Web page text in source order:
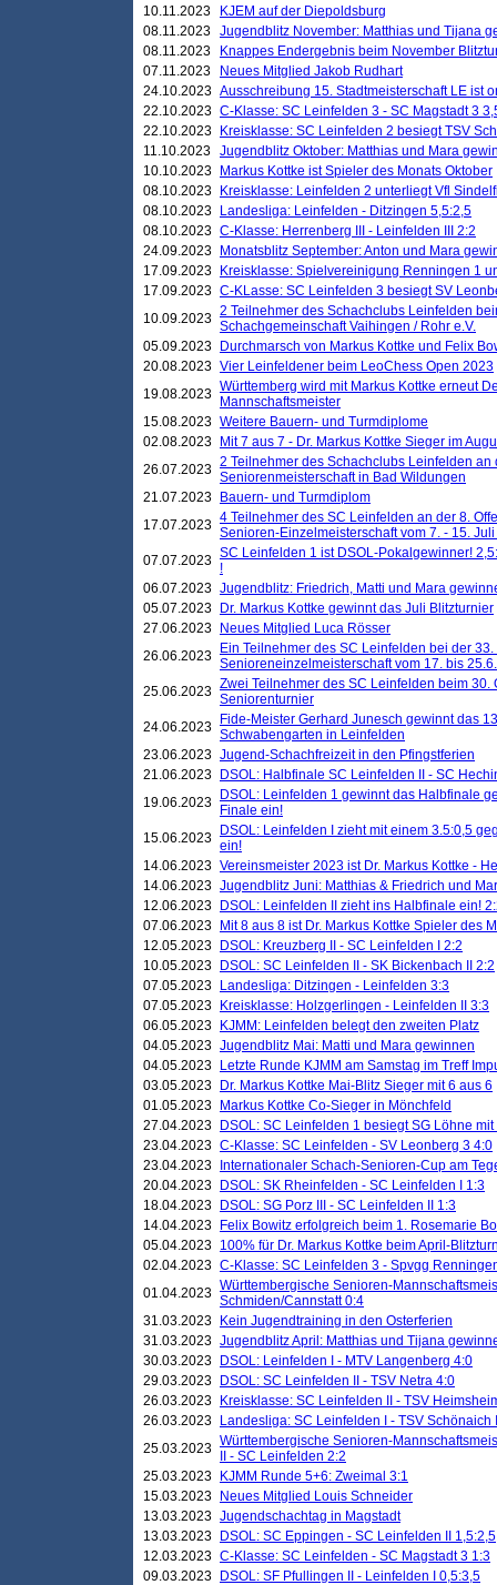
10.11.2023
KJEM auf der Diepoldsburg
08.11.2023 Jugendblitz November: Matthias und Tijana
08.11.2023
Knappes Endergebnis beim November
07.11.2023
Neues Mitglied Jakob Rudhart
24.10.2023 Ausschreibung 15. Stadtmeisterschaft LE ist
22.10.2023 C-Klasse: SC Leinfelden 3 - SC Magstadt 3
22.10.2023
Kreisklasse: SC Leinfelden 2 besiegt TSV
11.10.2023 Jugendblitz Oktober: Matthias und Mara
10.10.2023
Markus Kottke ist Spieler des Monats Oktober
08.10.2023
Kreisklasse: Leinfelden 2 unterliegt Vfl
08.10.2023
Landesliga: Leinfelden - Ditzingen 5,5:2,5
08.10.2023 C-Klasse: Herrenberg III - Leinfelden III 2:2
24.09.2023
Monatsblitz September: Anton und Mara
17.09.2023
Kreisklasse: Spielvereinigung Renningen 1
17.09.2023 C-KLasse: SC Leinfelden 3 besiegt SV
10.09.2023 2 Teilnehmer des Schachclubs Leinfelden
Schachgemeinschaft Vaihingen / Rohr e.V.
05.09.2023
Durchmarsch von Markus Kottke und Felix
20.08.2023 Vier Leinfeldener beim LeoChess Open 2023
19.08.2023 Württemberg wird mit Markus Kottke erneut
Mannschaftsmeister
15.08.2023 Weitere Bauern- und Turmdiplome
02.08.2023
Mit 7 aus 7 - Dr. Markus Kottke Sieger im
26.07.2023 2 Teilnehmer des Schachclubs Leinfelden an
Seniorenmeisterschaft in Bad Wildungen
21.07.2023
Bauern- und Turmdiplom
17.07.2023 4 Teilnehmer des SC Leinfelden an der 8.
Senioren-Einzelmeisterschaft vom 7. - 15.
07.07.2023 SC Leinfelden 1 ist DSOL-Pokalgewinner!
!
06.07.2023 Jugendblitz: Friedrich, Matti und Mara
05.07.2023
Dr. Markus Kottke gewinnt das Juli Blitzturnier
27.06.2023
Neues Mitglied Luca Rösser
26.06.2023
Ein Teilnehmer des SC Leinfelden bei der
Senioreneinzelmeisterschaft vom 17. bis
25.06.2023 Zwei Teilnehmer des SC Leinfelden beim
Seniorenturnier
24.06.2023
Fide-Meister Gerhard Junesch gewinnt das
Schwabengarten in Leinfelden
23.06.2023 Jugend-Schachfreizeit in den Pfingstferien
21.06.2023
DSOL: Halbfinale SC Leinfelden II - SC
19.06.2023
DSOL: Leinfelden 1 gewinnt das Halbfinale
Finale ein!
15.06.2023
DSOL: Leinfelden I zieht mit einem 3.5:0,5
ein!
14.06.2023 Vereinsmeister 2023 ist Dr. Markus Kottke -
14.06.2023 Jugendblitz Juni: Matthias & Friedrich und
12.06.2023
DSOL: Leinfelden II zieht ins Halbfinale ein!
07.06.2023
Mit 8 aus 8 ist Dr. Markus Kottke Spieler des
12.05.2023
DSOL: Kreuzberg II - SC Leinfelden I 2:2
10.05.2023
DSOL: SC Leinfelden II - SK Bickenbach II 2:2
07.05.2023
Landesliga: Ditzingen - Leinfelden 3:3
07.05.2023
Kreisklasse: Holzgerlingen - Leinfelden II 3:3
06.05.2023
KJMM: Leinfelden belegt den zweiten Platz
04.05.2023 Jugendblitz Mai: Matti und Mara gewinnen
04.05.2023
Letzte Runde KJMM am Samstag im Treff
03.05.2023
Dr. Markus Kottke Mai-Blitz Sieger mit 6 aus 6
01.05.2023
Markus Kottke Co-Sieger in Mönchfeld
27.04.2023
DSOL: SC Leinfelden 1 besiegt SG Löhne mit
23.04.2023 C-Klasse: SC Leinfelden - SV Leonberg 3 4:0
23.04.2023
Internationaler Schach-Senioren-Cup am
20.04.2023
DSOL: SK Rheinfelden - SC Leinfelden I 1:3
18.04.2023
DSOL: SG Porz III - SC Leinfelden II 1:3
14.04.2023
Felix Bowitz erfolgreich beim 1. Rosemarie
05.04.2023 100% für Dr. Markus Kottke beim April-
02.04.2023 C-Klasse: SC Leinfelden 3 - Spvgg
01.04.2023 Württembergische Senioren-
Schmiden/Cannstatt 0:4
31.03.2023
Kein Jugendtraining in den Osterferien
31.03.2023 Jugendblitz April: Matthias und Tijana
30.03.2023
DSOL: Leinfelden I - MTV Langenberg 4:0
29.03.2023
DSOL: SC Leinfelden II - TSV Netra 4:0
26.03.2023
Kreisklasse: SC Leinfelden II - TSV
26.03.2023
Landesliga: SC Leinfelden I - TSV Schönaich
25.03.2023 Württembergische Senioren-
II - SC Leinfelden 2:2
25.03.2023
KJMM Runde 5+6: Zweimal 3:1
15.03.2023
Neues Mitglied Louis Schneider
13.03.2023 Jugendschachtag in Magstadt
13.03.2023
DSOL: SC Eppingen - SC Leinfelden II 1,5:2,5
12.03.2023 C-Klasse: SC Leinfelden - SC Magstadt 3 1:3
09.03.2023
DSOL: SF Pfullingen II - Leinfelden I 0,5:3,5